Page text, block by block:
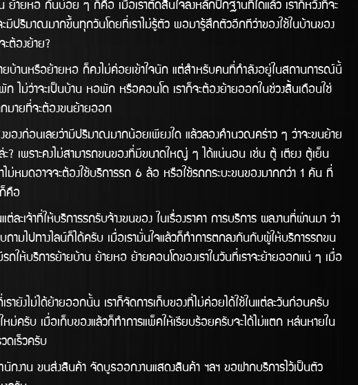
ายหอ กันบ่อย ๆ ก็คือ เมื่อเราตัดสินใจลงหลักปักฐานที่ใดแล้ว เราก็หวังที่จะ
ะมีปริมาณมากขึ้นทุกวันโดยที่เราไม่รู้ตัว พอมารู้สึกตัวอีกทีว่าของใช้ในบ้านของ
ะต้องย้าย?
หรือย้ายหอ ก็คงไม่ค่อยเข้้าใจนัก แต่สำหรับคนที่กำลังอยู่ในสถานการณ์นี้
ก ไม่ว่าจะเป็นบ้าน หอพัก หรือคอนโด เราก็จะต้องย้ายออกในช่่วงสิ้นเดือนใช่
ากมายที่จะต้องขนย้ายออก
อนเลยว่ามีปริมาณมากน้อยเพียงใด แล้วลองคำนวณคร่าว ๆ ว่าจะขนย้าย
? เพราะคงไม่สามารถขนของที่มีขนาดใหญ่ ๆ ได้แน่นอน เช่น ตู้ เตียง ตู้เย็น
ไม่หมดอาจจะต้องใช้บริการรถ 6 ล้อ หรือใช้รถกระบะขนของมากกว่า 1 คัน ที่
ก็คือ
ที่ให้บริการรถรับจ้างขนของ ในเรื่องราคา การบริการ ผลงานทีี่ผ่านมา ว่า
มไปทางไลน์ก็ได้ครับ เมื่อเรามั่นใจแล้วก็ทำการตกลงกันกับผู้ให้บริการรถขน
ให้บริิการย้ายบ้าน ย้ายหอ ย้ายคอนโดของเราในวันทีี่เราจะย้ายออกแน่ ๆ เมื่อ
ไม่ได้ย้ายออกนั้น เราก็จัดการเก็บของที่ไม่ค่อยได้ใช้ในแต่ละวันก่อนครับ
ม่ครับ เมื่อเก็บของแล้วก็ทำการแพ็คให้เรียบร้อยครับจะได้ไม่แตก หล่นหายใน
ดเร็วครับ
น ขนส่งสินค้า จัดบูธออกงานแสดงสินค้า ฯลฯ ขอฝากบริการไว้เป็นตัว